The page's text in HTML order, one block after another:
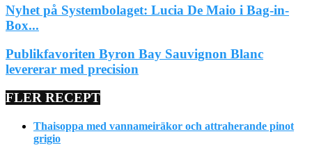
Nyhet på Systembolaget: Lucia De Maio i Bag-in-
Box...
Publikfavoriten Byron Bay Sauvignon Blanc
levererar med precision
FLER RECEPT
Thaisoppa med vannameiräkor och attraherande pinot
grigio